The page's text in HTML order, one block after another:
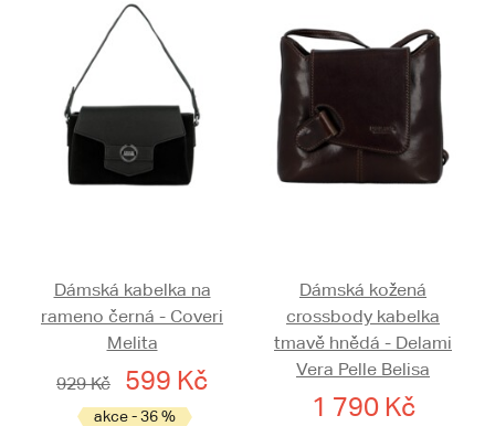
Dámská kabelka na
rameno černá - Coveri
Melita
929 Kč
599 Kč
akce - 36 %
Dámská kožená
crossbody kabelka
tmavě hnědá - Delami
Vera Pelle Belisa
1 790 Kč